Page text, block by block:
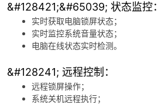
&#128421;&#65039; 状态监控：
实时获取电脑锁屏状态；
实时监控系统音量状态；
电脑在线状态实时检测。
&#128241; 远程控制：
远程锁屏操作；
系统关机远程执行；